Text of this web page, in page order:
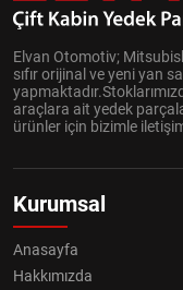
Elvan Otomotiv;
sıfır orijinal ve yeni yan
araçlara ait yedek
ürünler için bizimle
Kurumsal
Anasayfa
Hakkımızda